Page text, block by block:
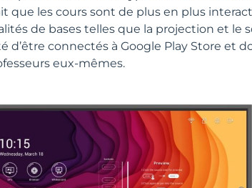
que les cours sont de plus en plus
de bases telles que la projection et le
d’être connectés à Google Play Store et
eux-mêmes.